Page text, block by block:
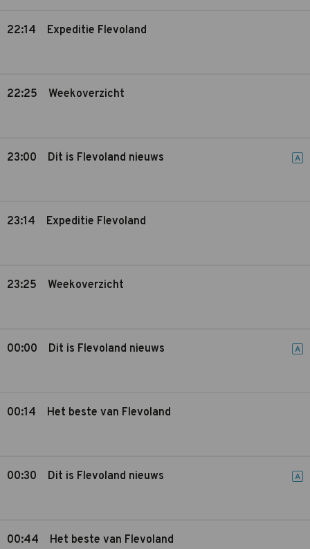
22:14 Expeditie Flevoland
22:25 Weekoverzicht
23:00 Dit is Flevoland nieuws A
23:14 Expeditie Flevoland
23:25 Weekoverzicht
00:00 Dit is Flevoland nieuws A
00:14 Het beste van Flevoland
00:30 Dit is Flevoland nieuws A
00:44 Het beste van Flevoland